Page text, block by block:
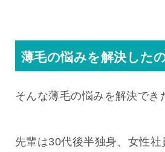
薄毛の悩みを解決した
そんな薄毛の悩みを解決で
先輩は30代後半独身、女性